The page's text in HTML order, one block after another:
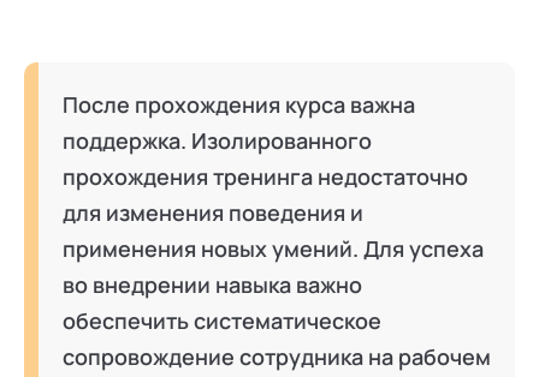
После прохождения курса важна
поддержка. Изолированного
прохождения тренинга недостаточно
для изменения поведения и
применения новых умений. Для успеха
во внедрении навыка важно
обеспечить систематическое
сопровождение сотрудника на рабочем